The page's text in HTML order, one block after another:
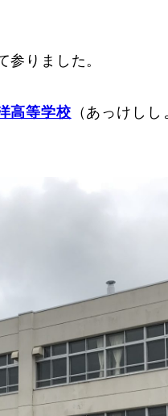
りました。
高等学校 （あっけし